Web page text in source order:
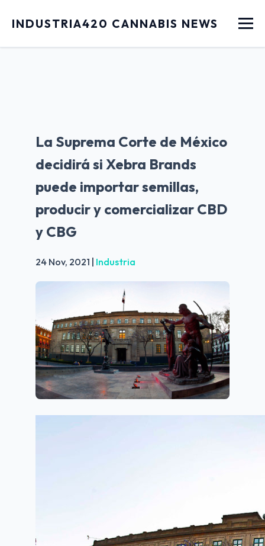
INDUSTRIA420 CANNABIS NEWS Menu
La Suprema Corte de México
decidirá si Xebra Brands
puede importar semillas,
producir y comercializar CBD
y CBG
24 Nov, 2021 | Industria